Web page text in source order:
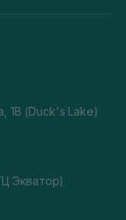
1В (Duck's Lake)
Экватор)